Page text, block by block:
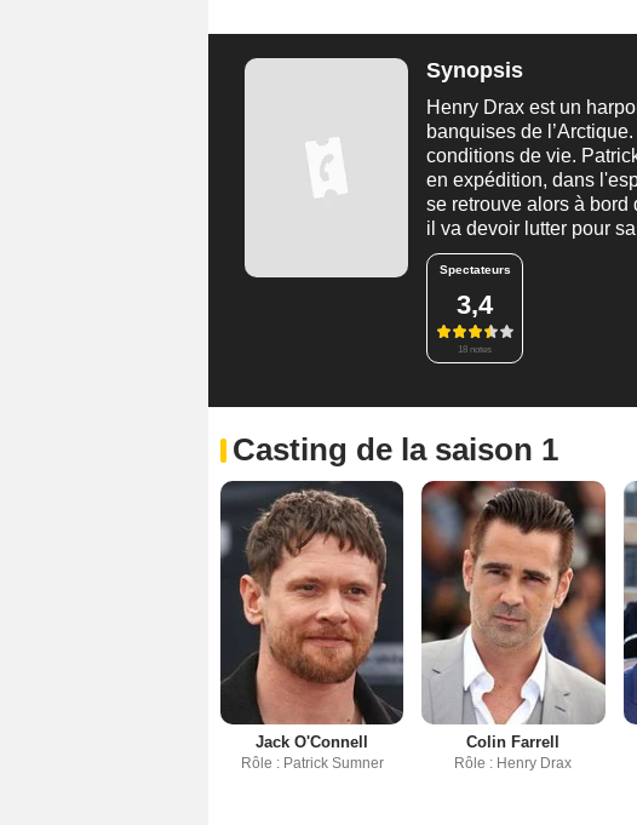
Synopsis
Henry Drax est un
banquises de
conditions de vie.
en expédition, dans
se retrouve alors à bord
il va devoir lutter pour
Spectateurs
3,4
18 notes
Casting de la saison 1
Jack O'Connell
Rôle : Patrick Sumner
Colin Farrell
Rôle : Henry Drax